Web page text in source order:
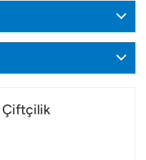
Çiftçilik